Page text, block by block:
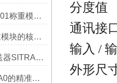
别小看7MH4900-2AA01称重模块！这些你日常接触的领域，早已离不开它
7MH4900-2AA01称重模块的核心亮点，藏着让效率翻倍的“关键密码”
西门子电磁流量计变送器SITRANS FMT020的功能
7MH4138-6AA00-0BA0的精准从何而来？关键组成部分，藏着答案！
通
输入 /
外